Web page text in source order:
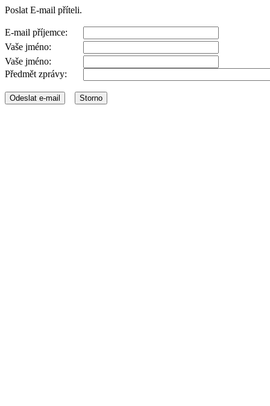
Poslat E-mail příteli.
E-mail příjemce:
Vaše jméno:
Vaše jméno:
Předmět zprávy: